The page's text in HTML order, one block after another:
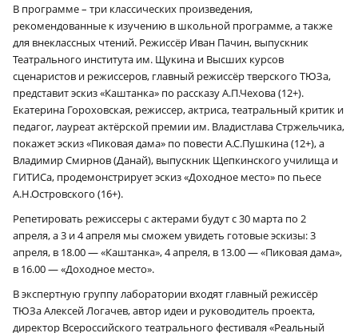
В программе – три классических произведения,
рекомендованные к изучению в школьной программе, а также
для внеклассных чтений. Режиссёр Иван Пачин, выпускник
Театрального института им. Щукина и Высших курсов
сценаристов и режиссеров, главный режиссёр тверского ТЮЗа,
представит эскиз «Каштанка» по рассказу А.П.Чехова (12+).
Екатерина Гороховская, режиссер, актриса, театральный критик и
педагог, лауреат актёрской премии им. Владистлава Стржельчика,
покажет эскиз «Пиковая дама» по повести А.С.Пушкина (12+), а
Владимир Смирнов (Данай), выпускник Щепкинского училища и
ГИТИСа, продемонстрирует эскиз «Доходное место» по пьесе
А.Н.Островского (16+).
Репетировать режиссеры с актерами будут с 30 марта по 2
апреля, а 3 и 4 апреля мы сможем увидеть готовые эскизы: 3
апреля, в 18.00 — «Каштанка», 4 апреля, в 13.00 — «Пиковая дама»,
в 16.00 — «Доходное место».
В экспертную группу лаборатории входят главный режиссёр
ТЮЗа Алексей Логачев, автор идеи и руководитель проекта,
директор Всероссийского театрального фестиваля «Реальный